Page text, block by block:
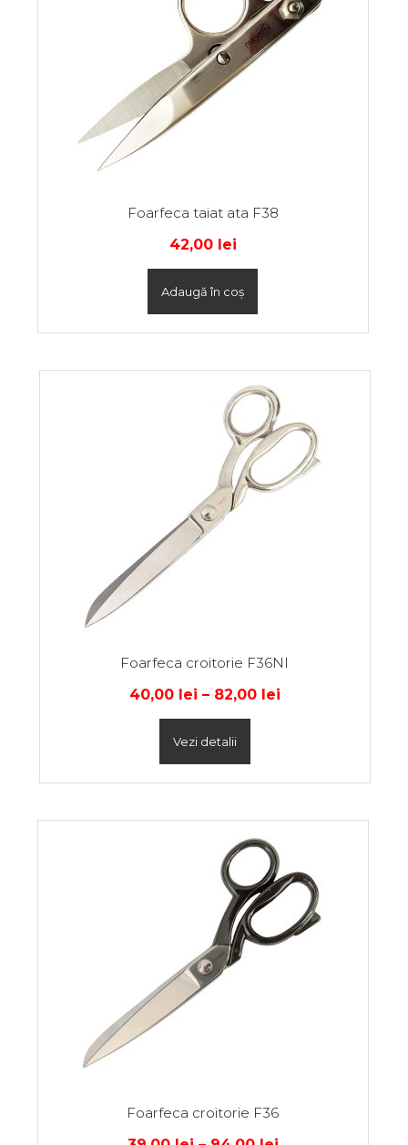
Foarfeca taiat ata F38
42,00 lei
Adaugă în coș
Foarfeca croitorie F36NI
40,00 lei – 82,00 lei
Vezi detalii
Foarfeca croitorie F36